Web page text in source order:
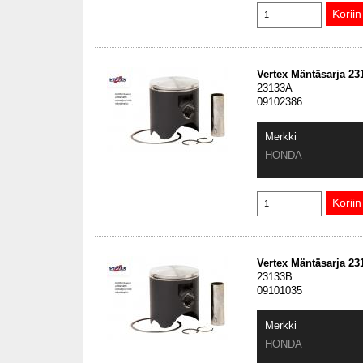
Vertex Mäntäsarja
23133A
09102386
Merkki
HONDA
Vertex Mäntäsarja
23133B
09101035
Merkki
HONDA